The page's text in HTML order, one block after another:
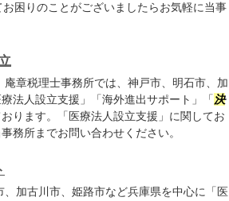
困りのことがございましたらお気軽に当事
章税理士事務所では、神戸市、明石市、加
法人設立支援」「海外進出サポート」「 決
ります。「医療法人設立支援」に関してお
務所までお問い合わせください。
加古川市、姫路市など兵庫県を中心に「医